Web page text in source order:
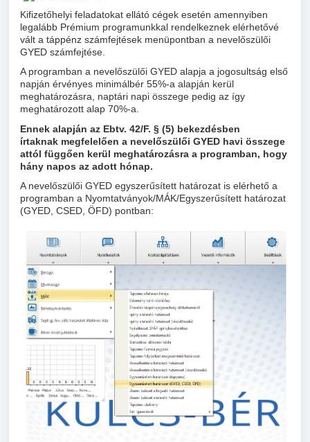
Kifizetőhelyi feladatokat ellátó cégek esetén amennyiben
legalább Prémium programunkkal rendelkeznek elérhetővé
vált a táppénz számfejtések menüpontban a nevelőszülői
GYED számfejtése.
A programban a nevelőszülői GYED alapja a jogosultság első
napján érvényes minimálbér 55%-a alapján kerül
meghatározásra, naptári napi összege pedig az így
meghatározott alap 70%-a.
Ennek alapján az Ebtv. 42/F. § (5) bekezdésben
írtaknak megfelelően a nevelőszülői GYED havi összege
attól függően kerül meghatározásra a programban, hogy
hány napos az adott hónap.
A nevelőszülői GYED egyszerűsített határozat is elérhető a
programban a Nyomtatványok/MÁK/Egyszerűsített határozat
(GYED, CSED, ÖFD) pontban: